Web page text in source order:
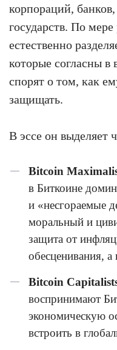
корпораций,
государств. По
естественно
которые согласны
спорят о том, как
защищать.
В эссе он выделяет
Bitcoin
в Биткоине
и «несгораемые
моральный и
защита от
обесценивания,
Bitcoin
воспринимают
экономическую
встроить в